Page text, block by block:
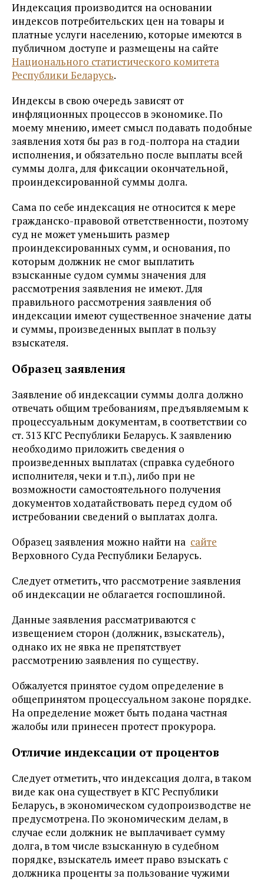
Индексация производится на основании
индексов потребительских цен на товары и
платные услуги населению, которые имеются в
публичном доступе и размещены на сайте
Национального статистического комитета
Республики Беларусь.
Индексы в свою очередь зависят от
инфляционных процессов в экономике. По
моему мнению, имеет смысл подавать подобные
заявления хотя бы раз в год-полтора на стадии
исполнения, и обязательно после выплаты всей
суммы долга, для фиксации окончательной,
проиндексированной суммы долга.
Сама по себе индексация не относится к мере
гражданско-правовой ответственности, поэтому
суд не может уменьшить размер
проиндексированных сумм, и основания, по
которым должник не смог выплатить
взысканные судом суммы значения для
рассмотрения заявления не имеют. Для
правильного рассмотрения заявления об
индексации имеют существенное значение даты
и суммы, произведенных выплат в пользу
взыскателя.
Образец заявления
Заявление об индексации суммы долга должно
отвечать общим требованиям, предъявляемым к
процессуальным документам, в соответствии со
ст. 313 КГС Республики Беларусь. К заявлению
необходимо приложить сведения о
произведенных выплатах (справка судебного
исполнителя, чеки и т.п.), либо при не
возможности самостоятельного получения
документов ходатайствовать перед судом об
истребовании сведений о выплатах долга.
Образец заявления можно найти на сайте
Верховного Суда Республики Беларусь.
Следует отметить, что рассмотрение заявления
об индексации не облагается госпошлиной.
Данные заявления рассматриваются с
извещением сторон (должник, взыскатель),
однако их не явка не препятствует
рассмотрению заявления по существу.
Обжалуется принятое судом определение в
общепринятом процессуальном законе порядке.
На определение может быть подана частная
жалобы или принесен протест прокурора.
Отличие индексации от процентов
Следует отметить, что индексация долга, в таком
виде как она существует в КГС Республики
Беларусь, в экономическом судопроизводстве не
предусмотрена. По экономическим делам, в
случае если должник не выплачивает сумму
долга, в том числе взысканную в судебном
порядке, взыскатель имеет право взыскать с
должника проценты за пользование чужими